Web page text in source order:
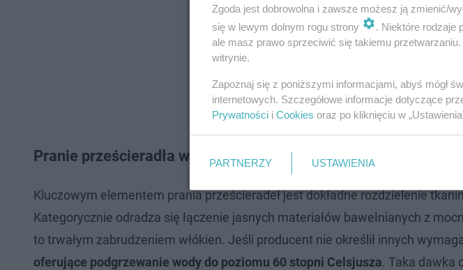
Pranie prześcieradła w pralce a odpowiednia temperatura
Kluczowym elementem prania prześcieradeł jest dokładne rozdzielenie
Kategorycznie odradza się łączenie jasnych materiałów bawełnianych z
to trwałym zabrudzeniem włókien. Jeśli producent nie określił innych
oferujące podgrzewanie wody do poziomu 60 stopni Celsjusza. Taka dawka
Zgoda jest dobrowolna i zawsze możesz ją zmienić/
się w lewym dolnym rogu strony
. Niektóre rodzaje
ale masz prawo sprzeciwić się takiemu
witrynie.
Zapoznaj się z poniższymi informacjami, abyś mógł
internetowych. Szczegółowe informacje dotyczące
Prywatności i Cookies oraz po kliknięciu w
PARTNERZY USTAWIENIA